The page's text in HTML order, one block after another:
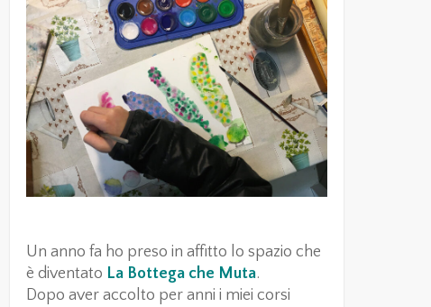
Un anno fa ho preso in affitto lo spazio che
è diventato La Bottega che Muta.
Dopo aver accolto per anni i miei corsi